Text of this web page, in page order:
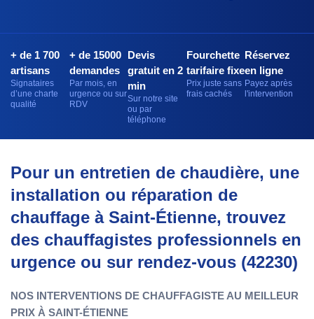
+ de 1 700
artisans
Signataires
d’une charte
qualité
+ de 15000
demandes
Par mois, en
urgence ou sur
RDV
Devis
gratuit en 2
min
Sur notre site
ou par
téléphone
Fourchette
tarifaire fixe
Prix juste sans
frais cachés
Réservez
en ligne
Payez après
l'intervention
Pour un entretien de chaudière, une
installation ou réparation de
chauffage à Saint-Étienne, trouvez
des chauffagistes professionnels en
urgence ou sur rendez-vous (42230)
NOS INTERVENTIONS DE CHAUFFAGISTE AU MEILLEUR
PRIX À SAINT-ÉTIENNE